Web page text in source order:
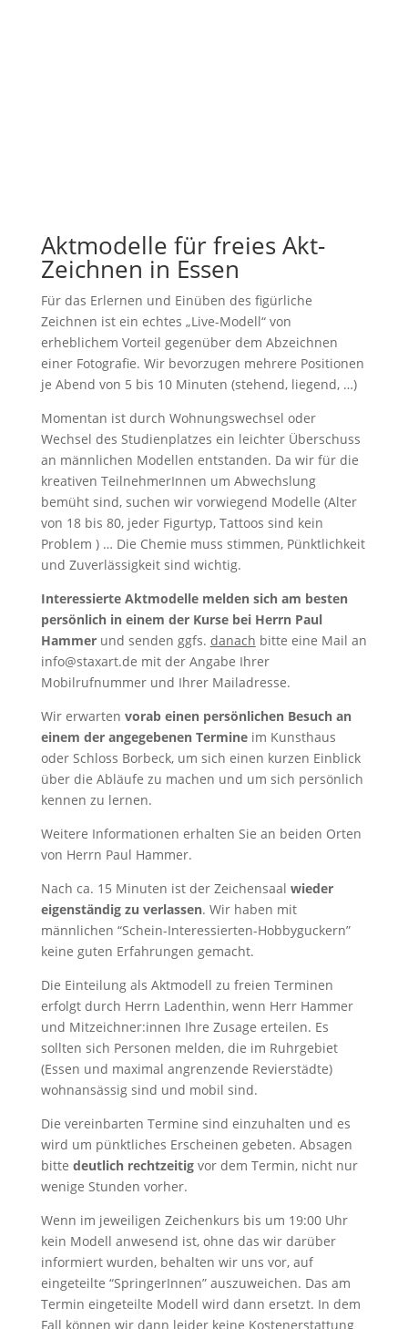
Aktmodelle für freies Akt-
Zeichnen in Essen
Für das Erlernen und Einüben des figürliche
Zeichnen ist ein echtes „Live-Modell“ von
erheblichem Vorteil gegenüber dem Abzeichnen
einer Fotografie. Wir bevorzugen mehrere Positionen
je Abend von 5 bis 10 Minuten (stehend, liegend, …)
Momentan ist durch Wohnungswechsel oder
Wechsel des Studienplatzes ein leichter Überschuss
an männlichen Modellen entstanden. Da wir für die
kreativen TeilnehmerInnen um Abwechslung
bemüht sind, suchen wir vorwiegend Modelle (Alter
von 18 bis 80, jeder Figurtyp, Tattoos sind kein
Problem ) … Die Chemie muss stimmen, Pünktlichkeit
und Zuverlässigkeit sind wichtig.
Interessierte Aktmodelle melden sich am besten
persönlich in einem der Kurse bei Herrn Paul
Hammerund senden ggfs. danach bitte eine Mail an
info@staxart.de mit der Angabe Ihrer
Mobilrufnummer und Ihrer Mailadresse.
Wir erwarten vorab einen persönlichen Besuch an
einem der angegebenen Termineim Kunsthaus
oder Schloss Borbeck, um sich einen kurzen Einblick
über die Abläufe zu machen und um sich persönlich
kennen zu lernen.
Weitere Informationen erhalten Sie an beiden Orten
von Herrn Paul Hammer.
Nach ca. 15 Minuten ist der Zeichensaal wieder
eigenständig zu verlassen. Wir haben mit
männlichen “Schein-Interessierten-Hobbyguckern”
keine guten Erfahrungen gemacht.
Die Einteilung als Aktmodell zu freien Terminen
erfolgt durch Herrn Ladenthin, wenn Herr Hammer
und Mitzeichner:innen Ihre Zusage erteilen. Es
sollten sich Personen melden, die im Ruhrgebiet
(Essen und maximal angrenzende Revierstädte)
wohnansässig sind und mobil sind.
Die vereinbarten Termine sind einzuhalten und es
wird um pünktliches Erscheinen gebeten. Absagen
bitte deutlich rechtzeitigvor dem Termin, nicht nur
wenige Stunden vorher.
Wenn im jeweiligen Zeichenkurs bis um 19:00 Uhr
kein Modell anwesend ist, ohne das wir darüber
informiert wurden, behalten wir uns vor, auf
eingeteilte “SpringerInnen” auszuweichen. Das am
Termin eingeteilte Modell wird dann ersetzt. In dem
Fall können wir dann leider keine Kostenerstattung